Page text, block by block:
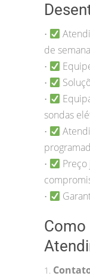
•
de
•
•
•
sondas
•
•
•
Como
1.